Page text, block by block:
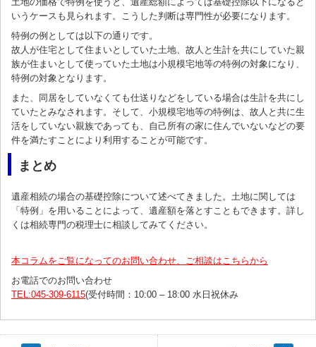
いうケースも見られます。こうした判断は専門性が必要になります。
特例の例としては以下の通りです。
故人が住宅として住まいとしていた土地、故人と生計を共にしていた親
族が住まいとして使っていた土地は小規模宅地等の特例の対象になり、
特例の対象となります。
また、同居をしていなくても仕送りなどをしている場合は生計を共にし
ていたとみなされます。そして、小規模宅地等の特例は、故人と共に生
活をしていない親族であっても、自己所有の家に住んでいないなどの要
件を満たすことにより利用することが可能です。
まとめ
遺産相続の場合の基礎控除について述べてきました。土地に関しては
「特例」を用いることによって、遺産額を落とすこともできます。詳し
くは相続専門の税理士に相談してみてください。
本コラムをご覧になってのお問い合わせ、ご相談はこちらから
お電話でのお問い合わせ
TEL:045-309-6115(受付時間：10:00 – 18:00 水日祝休み